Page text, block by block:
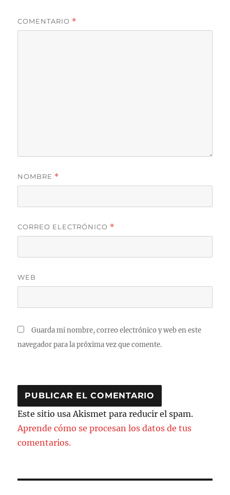
COMENTARIO *
NOMBRE *
CORREO ELECTRÓNICO *
WEB
Guarda mi nombre, correo electrónico y web en este
navegador para la próxima vez que comente.
Este sitio usa Akismet para reducir el spam.
Aprende cómo se procesan los datos de tus
comentarios.